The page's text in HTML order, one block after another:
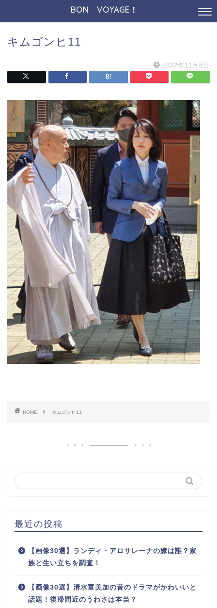
BON VOYAGE！
キムゴンヒ11
2022年11月8日
HOME キムゴンヒ11
最近の投稿
【画像30選】ランディ・アロサレーナの嫁は誰？家
族と生い立ちを調査！
【画像30選】清水富美加の昔のドラマがかわいいと
話題！復帰間近のうわさは本当？